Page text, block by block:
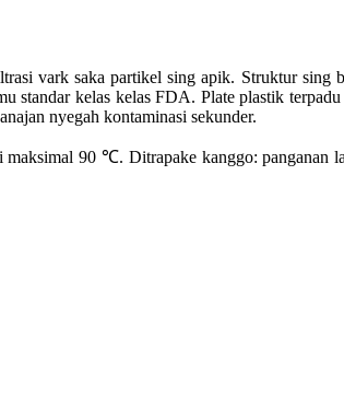
vark saka partikel sing apik. Struktur
kelas kelas FDA. Plate plastik
nyegah kontaminasi sekunder.
90 ℃. Ditrapake kanggo: panganan